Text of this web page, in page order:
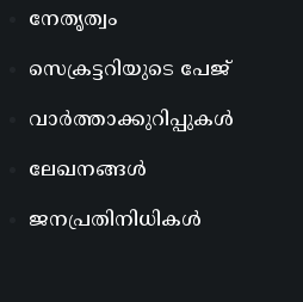
നേതൃത്വം
സെക്രട്ടറിയുടെ പേജ്
വാർത്താക്കുറിപ്പുകൾ
ലേഖനങ്ങൾ
ജനപ്രതിനിധികൾ